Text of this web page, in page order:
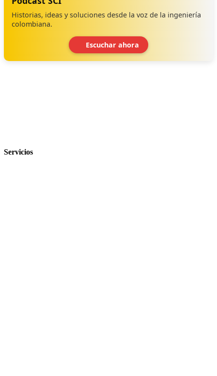
Historias, ideas y soluciones desde la voz de la ingeniería
colombiana.
Escuchar ahora
Servicios